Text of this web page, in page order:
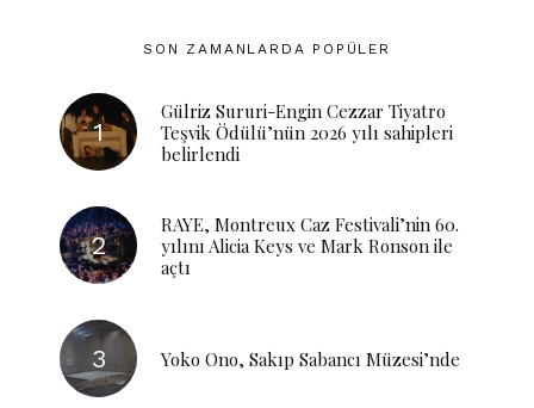
SON ZAMANLARDA POPÜLER
Gülriz Sururi-Engin Cezzar Tiyatro
Teşvik Ödülü’nün 2026 yılı sahipleri
belirlendi
RAYE, Montreux Caz Festivali’nin 60.
yılını Alicia Keys ve Mark Ronson ile
açtı
Yoko Ono, Sakıp Sabancı Müzesi’nde